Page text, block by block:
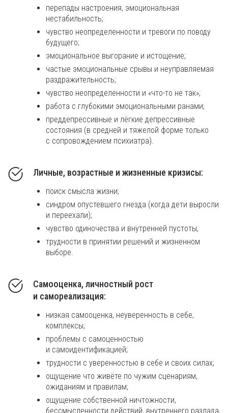
перепады настроения, эмоциональная
нестабильность;
чувство неопределенности и тревоги по поводу
будущего;
эмоциональное выгорание и истощение;
частые эмоциональные срывы и неуправляемая
раздражительность;
чувство неопределенности и «что-то не так»;
работа с глубокими эмоциональными ранами;
преддепрессивные и лёгкие депрессивные
состояния (в средней и тяжелой форме только
с сопровождением психиатра).
Личные, возрастные и жизненные кризисы:
поиск смысла жизни;
синдром опустевшего гнезда (когда дети выросли
и переехали);
чувство одиночества и внутренней пустоты;
трудности в принятии решений и жизненном
выборе.
Самооценка, личностный рост
и самореализация:
низкая самооценка, неуверенность в себе,
комплексы;
проблемы с самоценностью
и самоидентификацией;
трудности с уверенностью в себе и своих силах;
ощущение что живёте по чужим сценариям,
ожиданиям и правилам;
ощущение собственной ничтожности,
бессмысленности действий, внутреннего разлада,